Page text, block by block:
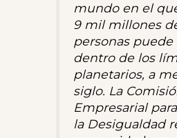
mundo en el
9 mil millones
personas puede
dentro de los
planetarios, a
siglo. La
Empresarial
la Desigualdad